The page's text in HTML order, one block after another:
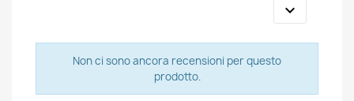

Non ci sono ancora recensioni per questo
prodotto.